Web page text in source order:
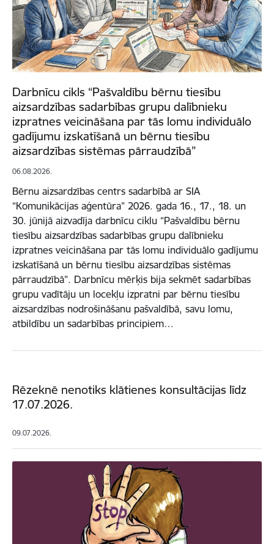
Darbnīcu cikls “Pašvaldību bērnu tiesību
aizsardzības sadarbības grupu dalībnieku
izpratnes veicināšana par tās lomu individuālo
gadījumu izskatīšanā un bērnu tiesību
aizsardzības sistēmas pārraudzībā”
06.08.2026.
Bērnu aizsardzības centrs sadarbībā ar SIA
“Komunikācijas aģentūra” 2026. gada 16., 17., 18. un
30. jūnijā aizvadīja darbnīcu ciklu “Pašvaldību bērnu
tiesību aizsardzības sadarbības grupu dalībnieku
izpratnes veicināšana par tās lomu individuālo gadījumu
izskatīšanā un bērnu tiesību aizsardzības sistēmas
pārraudzībā”. Darbnīcu mērķis bija sekmēt sadarbības
grupu vadītāju un locekļu izpratni par bērnu tiesību
aizsardzības nodrošināšanu pašvaldībā, savu lomu,
atbildību un sadarbības principiem…
Rēzeknē nenotiks klātienes konsultācijas līdz
17.07.2026.
09.07.2026.